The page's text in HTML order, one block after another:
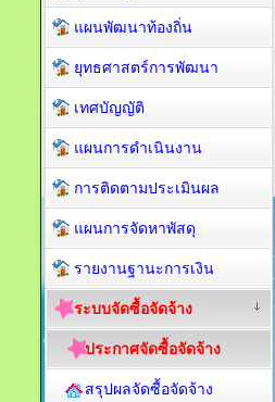
แผนพัฒนาท้องถิ่น
ยุทธศาสตร์การพัฒนา
เทศบัญญัติ
แผนการดำเนินงาน
การติดตามประเมินผล
แผนการจัดหาพัสดุ
รายงานฐานะการเงิน
ระบบจัดซื้อจัดจ้าง
ประกาศจัดซื้อจัดจ้าง
สรุปผลจัดซื้อจัดจ้าง